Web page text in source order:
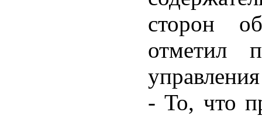
сторон
отметил
- То, что